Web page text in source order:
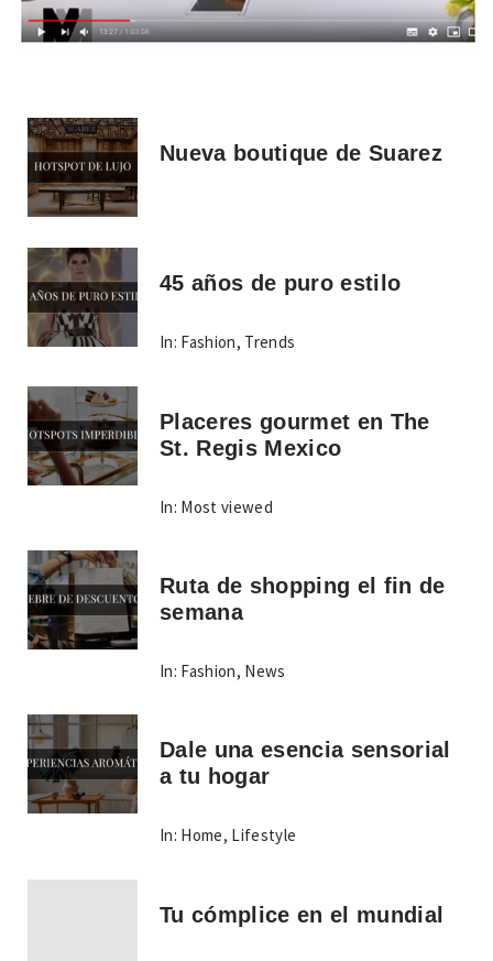
Nueva boutique de Suarez
45 años de puro estilo
In: Fashion, Trends
Placeres gourmet en The
St. Regis Mexico
In: Most viewed
Ruta de shopping el fin de
semana
In: Fashion, News
Dale una esencia sensorial
a tu hogar
In: Home, Lifestyle
Tu cómplice en el mundial